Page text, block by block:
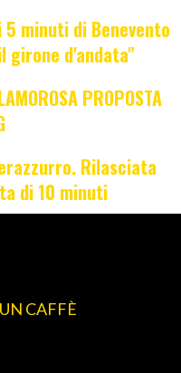
5 minuti di Benevento
girone d'andata"
PROPOSTA
Rilasciata
di 10 minuti
CAFFÈ